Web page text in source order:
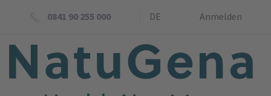
0841 90 255 000 DE Anmelden